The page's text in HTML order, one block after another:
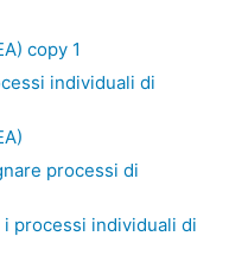
copy 1
individuali di
processi di
processi individuali di